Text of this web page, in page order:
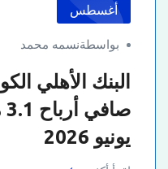
أغسطس
بواسطةنسمه محمد
البنك الأهلي
يونيو 2026